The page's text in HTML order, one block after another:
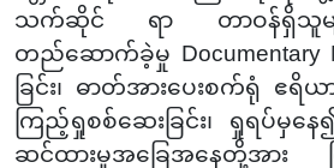
သက်ဆိုင် ရာ တာဝန်ရှိသူမျ
တည်ဆောက်ခဲ့မှု Documentary
ခြင်း၊ ဓာတ်အားပေးစက်ရုံ
ကြည့်ရှုစစ်ဆေးခြင်း၊ ရှုရပ်မှ
ဆင်ထားမှုအခြေအနေတို့အား